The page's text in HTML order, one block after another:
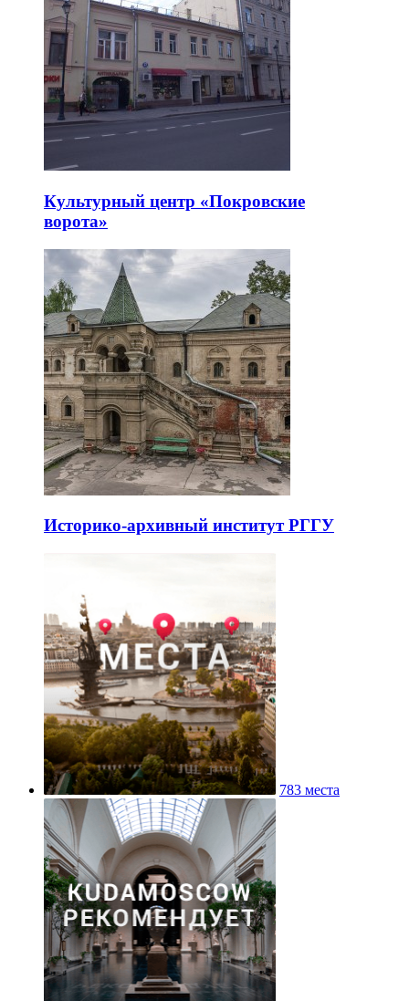
Культурный центр «Покровские
ворота»
Историко-архивный институт РГГУ
783 места